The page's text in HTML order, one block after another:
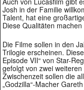
Josh in der Familie
Talent, hat eine
Diese Qualitäten
Die Filme sollen in den
Trilogie erscheinen.
Episode VII“ von Star-
gefolgt von zwei
Zwischenzeit sollen die
„Godzilla“-Macher